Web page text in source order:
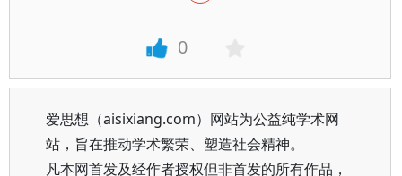
0
爱思想（aisixiang.com）网站为公益纯学术网
站，旨在推动学术繁荣、塑造社会精神。
凡本网首发及经作者授权但非首发的所有作品，